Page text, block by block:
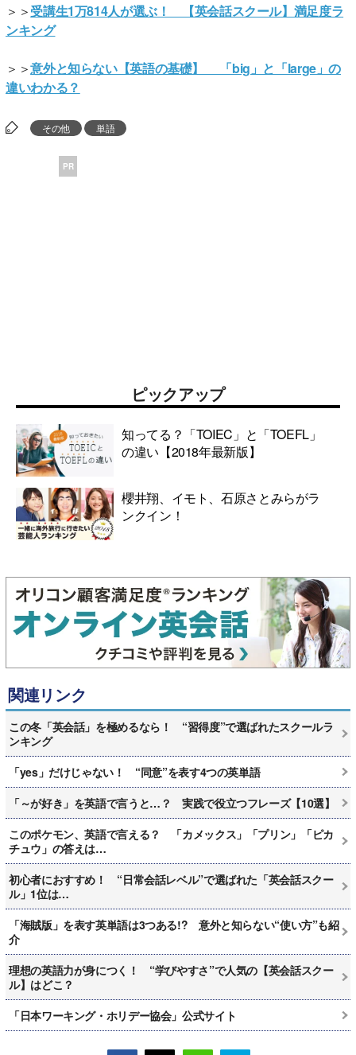
＞＞受講生1万814人が選ぶ！ 【英会話スクール】満足度ラ
ンキング
＞＞意外と知らない【英語の基礎】 「big」と「large」の
違いわかる？
その他 単語
PR
ピックアップ
知ってる？「TOIEC」と「TOEFL」
の違い【2018年最新版】
櫻井翔、イモト、石原さとみらがラ
ンクイン！
関連リンク
この冬「英会話」を極めるなら！ “習得度”で選ばれたスクールラ
ンキング
「yes」だけじゃない！ “同意”を表す4つの英単語
「～が好き」を英語で言うと…？ 実践で役立つフレーズ【10選】
このポケモン、英語で言える？ 「カメックス」「プリン」「ピカ
チュウ」の答えは…
初心者におすすめ！ “日常会話レベル”で選ばれた「英会話スクー
ル」1位は…
「海賊版」を表す英単語は3つある!? 意外と知らない“使い方”も紹
介
理想の英語力が身につく！ “学びやすさ”で人気の【英会話スクー
ル】はどこ？
「日本ワーキング・ホリデー協会」公式サイト